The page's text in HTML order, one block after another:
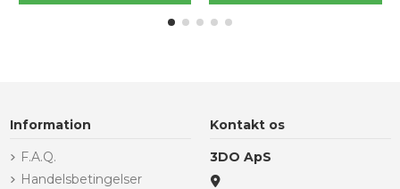
Information
F.A.Q.
Handelsbetingelser
Kontakt os
3DO ApS